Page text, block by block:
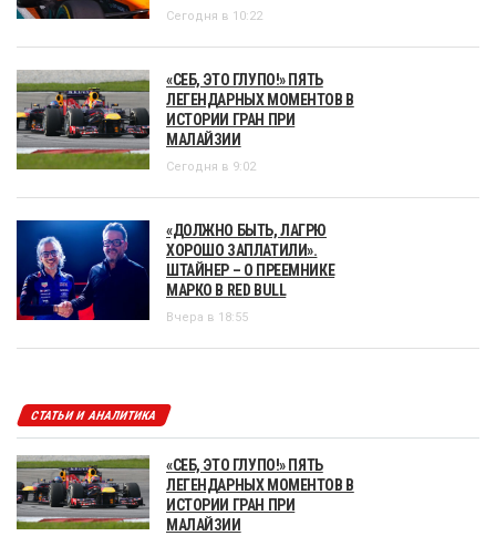
Сегодня в 10:22
«СЕБ, ЭТО ГЛУПО!» ПЯТЬ
ЛЕГЕНДАРНЫХ МОМЕНТОВ В
ИСТОРИИ ГРАН ПРИ
МАЛАЙЗИИ
Сегодня в 9:02
«ДОЛЖНО БЫТЬ, ЛАГРЮ
ХОРОШО ЗАПЛАТИЛИ».
ШТАЙНЕР – О ПРЕЕМНИКЕ
МАРКО В RED BULL
Вчера в 18:55
СТАТЬИ И АНАЛИТИКА
«СЕБ, ЭТО ГЛУПО!» ПЯТЬ
ЛЕГЕНДАРНЫХ МОМЕНТОВ В
ИСТОРИИ ГРАН ПРИ
МАЛАЙЗИИ